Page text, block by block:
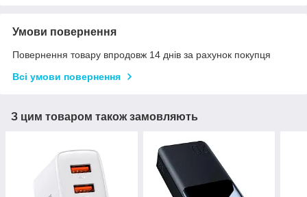
Умови повернення
Повернення товару впродовж 14 днів за рахунок покупця
Всі умови повернення
З цим товаром також замовляють